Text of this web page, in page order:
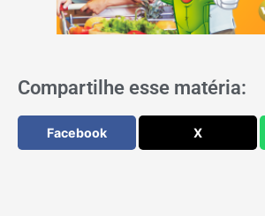
Compartilhe esse matéria:
Facebook X